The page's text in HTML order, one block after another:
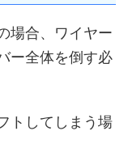
場合、ワイヤー
ー全体を倒す必
トしてしまう場